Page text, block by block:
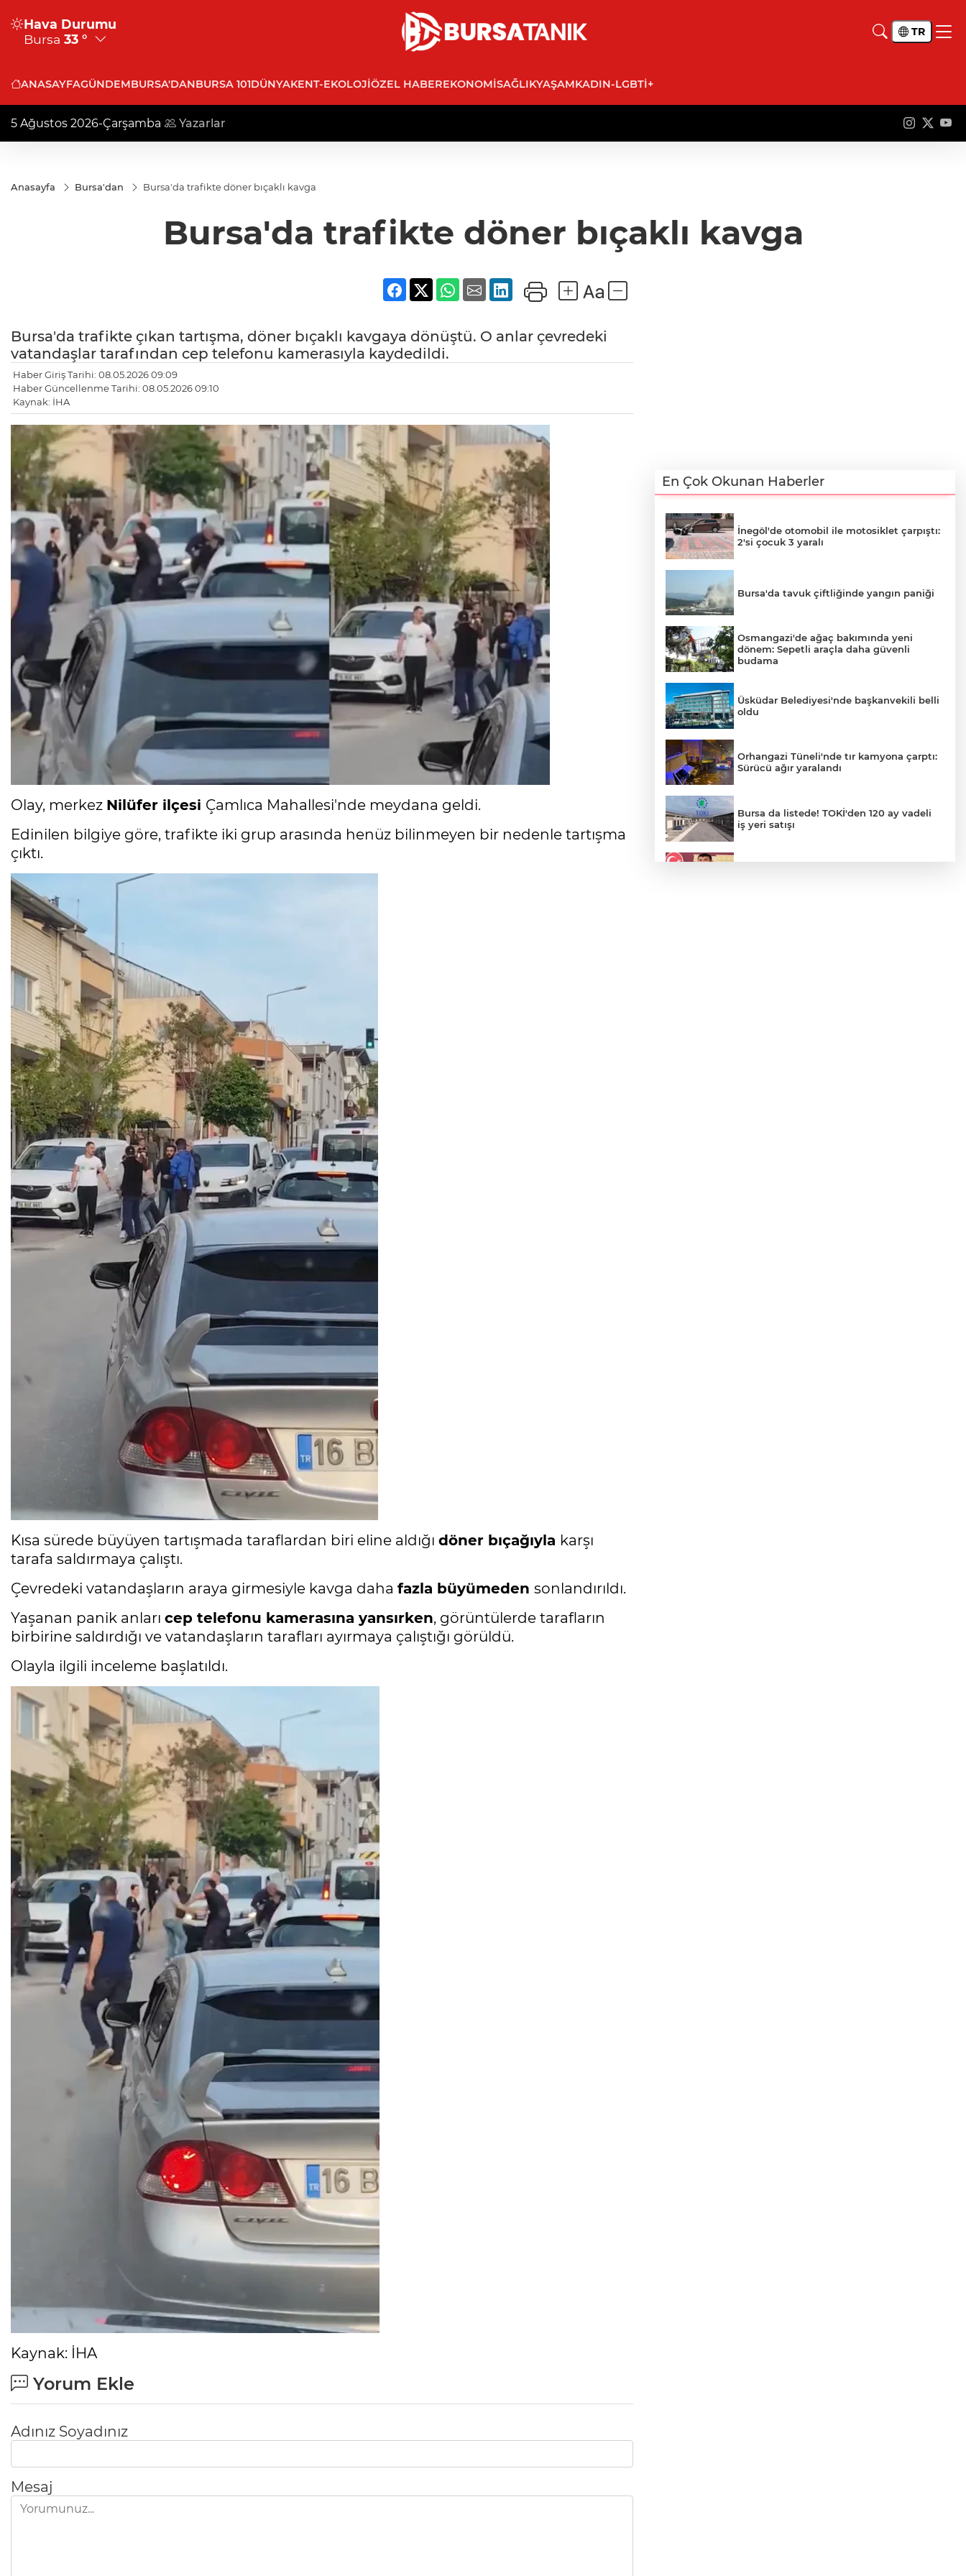
Hava Durumu
Bursa 33 ° TR
ANASAYFAGÜNDEMBURSA'DANBURSA 101DÜNYAKENT-EKOLOJIÖZEL HABEREKONOMISAĞLIKYAŞAMKADIN-LGBTİ+
5 Ağustos 2026-Çarşamba Yazarlar
Anasayfa Bursa'dan Bursa'da trafikte döner bıçaklı kavga
Bursa'da trafikte döner bıçaklı kavga
Bursa'da trafikte çıkan tartışma, döner bıçaklı kavgaya dönüştü. O anlar çevredeki
vatandaşlar tarafından cep telefonu kamerasıyla kaydedildi.
Haber Giriş Tarihi: 08.05.2026 09:09
Haber Güncellenme Tarihi: 08.05.2026 09:10
Kaynak: İHA
Olay, merkez Nilüfer ilçesi Çamlıca Mahallesi'nde meydana geldi.
Edinilen bilgiye göre, trafikte iki grup arasında henüz bilinmeyen bir nedenle tartışma
çıktı.
Kısa sürede büyüyen tartışmada taraflardan biri eline aldığı döner bıçağıyla karşı
tarafa saldırmaya çalıştı.
Çevredeki vatandaşların araya girmesiyle kavga daha fazla büyümeden sonlandırıldı.
Yaşanan panik anları cep telefonu kamerasına yansırken, görüntülerde tarafların
birbirine saldırdığı ve vatandaşların tarafları ayırmaya çalıştığı görüldü.
Olayla ilgili inceleme başlatıldı.
Kaynak: İHA
Yorum Ekle
Adınız Soyadınız
Mesaj
En Çok Okunan Haberler
İnegöl'de otomobil ile motosiklet çarpıştı:
2'si çocuk 3 yaralı
Bursa'da tavuk çiftliğinde yangın paniği
Osmangazi'de ağaç bakımında yeni
dönem: Sepetli araçla daha güvenli
budama
Üsküdar Belediyesi'nde başkanvekili belli
oldu
Orhangazi Tüneli'nde tır kamyona çarptı:
Sürücü ağır yaralandı
Bursa da listede! TOKİ'den 120 ay vadeli
iş yeri satışı